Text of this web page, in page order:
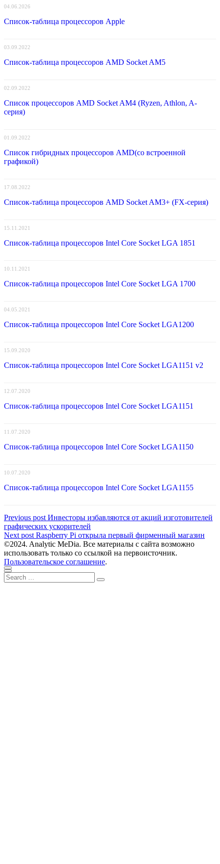
04.06.2026
Список-таблица процессоров Apple
03.09.2022
Список-таблица процессоров AMD Socket AM5
02.09.2022
Список процессоров AMD Socket AM4 (Ryzen, Athlon, A-
серия)
01.09.2022
Список гибридных процессоров AMD(со встроенной
графикой)
17.08.2022
Список-таблица процессоров AMD Socket AM3+ (FX-серия)
15.11.2021
Список-таблица процессоров Intel Core Socket LGA 1851
10.11.2021
Список-таблица процессоров Intel Core Socket LGA 1700
04.05.2021
Список-таблица процессоров Intel Core Socket LGA1200
15.09.2020
Список-таблица процессоров Intel Core Socket LGA1151 v2
12.07.2020
Список-таблица процессоров Intel Core Socket LGA1151
11.07.2020
Список-таблица процессоров Intel Core Socket LGA1150
10.07.2020
Список-таблица процессоров Intel Core Socket LGA1155
Навигация
по
записям
Previous post Previous
post:
Инвесторы избавляются от акций изготовителей
графических ускорителей
Next post Next
post:
Raspberry Pi открыла первый фирменный магазин
©2024. Analytic MeDia. Все материалы с сайта возможно
использовать только со ссылкой на первоисточник.
Пользовательское соглашение.
Scroll
to
Close
Search
for:
Search